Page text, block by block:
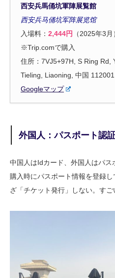
西安兵馬俑坑軍陣展覧館
西安兵马俑坑军阵展览馆
入場料： 2,444円
（2025年3月
※Trip.comで購入
住所：7VJ5+97H, S Ring Rd,
Tieling, Liaoning, 中国 112001
Googleマップ
外国人：パスポート認
中国人はIdカード、外国人はパス
購入時にパスポート情報を登録
ざ「チケット発行」しない。すご